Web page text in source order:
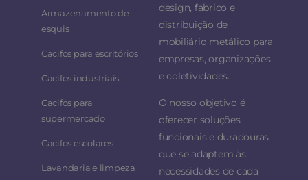
Armazenamento de
esquis
Cacifos para escritórios
Cacifos industriais
Cacifos para
supermercado
Cacifos escolares
Lavandaria e limpeza
design, fabrico e
distribuição de
mobiliário metálico para
empresas, organizações
e coletividades.
O nosso objetivo é
oferecer soluções
funcionais e duradouras
que se adaptem às
necessidades de cada